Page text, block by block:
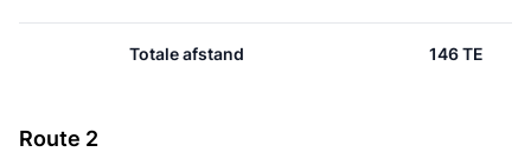
Totale afstand 146 TE
Route 2